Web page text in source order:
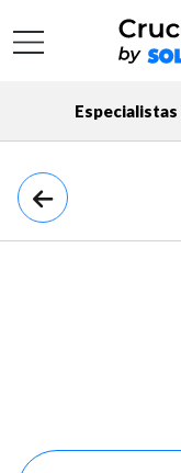
Especialistas